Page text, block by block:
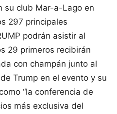
su club Mar-a-Lago en
297 principales
podrán asistir al
29 primeros recibirán
con champán junto al
Trump en el evento y su
“la conferencia de
más exclusiva del